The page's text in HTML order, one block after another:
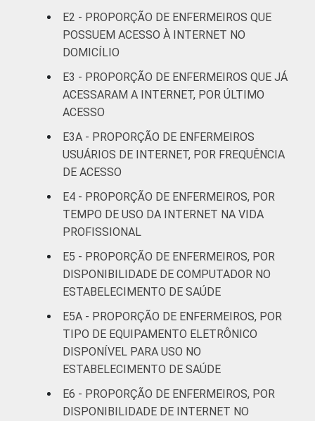
FAIXA ETÁRIA
Até 30
31 a 40
62
41 anos ou
mais
75
LOCALIZAÇÃO Capital 67
Base: 1.612 enfermeiros com acesso a
computador no estabelecimento de saúde.
apresentado se refere apenas aos
resultados da alternativa "sim". Dados
coletados entre setembro de 2014 e março
de 2015.
Fonte: NIC.br - set 2014 / mar 2015
E2 - PROPORÇÃO DE ENFERMEIROS QUE
POSSUEM ACESSO À INTERNET NO
DOMICÍLIO
E3 - PROPORÇÃO DE ENFERMEIROS QUE JÁ
ACESSARAM A INTERNET, POR ÚLTIMO
ACESSO
E3A - PROPORÇÃO DE ENFERMEIROS
USUÁRIOS DE INTERNET, POR FREQUÊNCIA
DE ACESSO
E4 - PROPORÇÃO DE ENFERMEIROS, POR
TEMPO DE USO DA INTERNET NA VIDA
PROFISSIONAL
E5 - PROPORÇÃO DE ENFERMEIROS, POR
DISPONIBILIDADE DE COMPUTADOR NO
ESTABELECIMENTO DE SAÚDE
E5A - PROPORÇÃO DE ENFERMEIROS, POR
TIPO DE EQUIPAMENTO ELETRÔNICO
DISPONÍVEL PARA USO NO
ESTABELECIMENTO DE SAÚDE
E6 - PROPORÇÃO DE ENFERMEIROS, POR
DISPONIBILIDADE DE INTERNET NO